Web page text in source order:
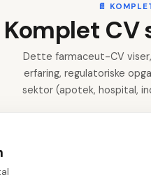
📄
Komplet CV
Dette farmaceut-CV
erfaring, regulatoriske
sektor (apotek, hospital,